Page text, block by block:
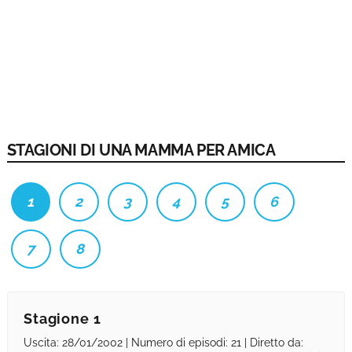
STAGIONI DI UNA MAMMA PER AMICA
1 2 3 4 5 6
7 8
Stagione 1
Uscita: 28/01/2002 | Numero di episodi: 21 | Diretto da: